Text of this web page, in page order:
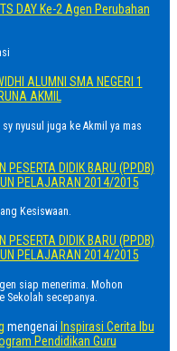
DAY Ke-2 Agen Perubahan
ALUMNI SMA NEGERI 1
AKMIL
nyusul juga ke Akmil ya mas
PESERTA DIDIK BARU (PPDB)
PELAJARAN 2014/2015
Kesiswaan.
PESERTA DIDIK BARU (PPDB)
PELAJARAN 2014/2015
siap menerima. Mohon
secepanya.
mengenai Inspirasi Cerita Ibu
Pendidikan Guru